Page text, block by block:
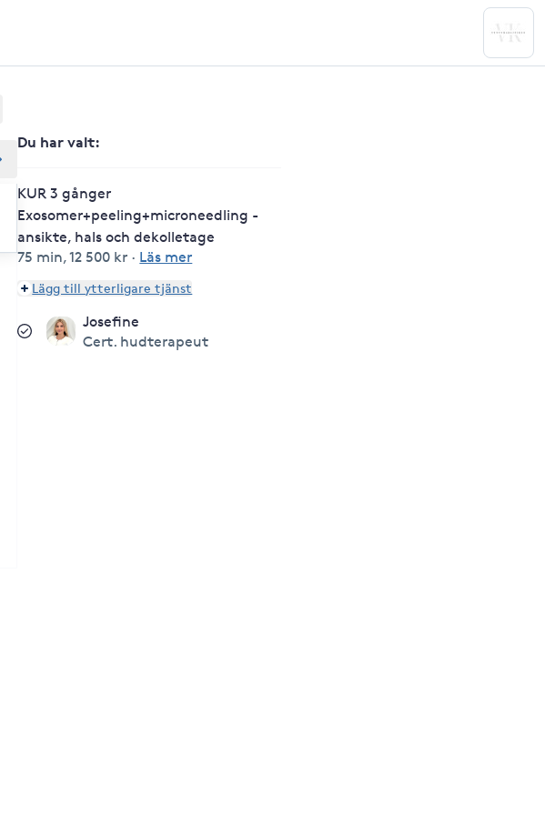
Du har valt:
KUR 3 gånger
Exosomer+peeling+microneedling -
ansikte, hals och dekolletage
75 min,12 500 kr · Läs mer
Lägg till ytterligare tjänst
Josefine
Cert. hudterapeut